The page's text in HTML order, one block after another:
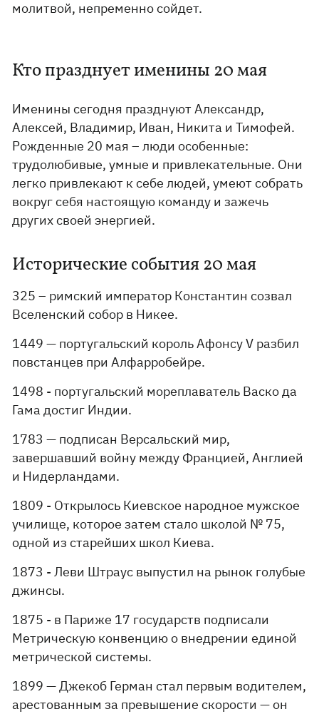
молитвой, непременно сойдет.
Кто празднует именины 20 мая
Именины сегодня празднуют Александр,
Алексей, Владимир, Иван, Никита и Тимофей.
Рожденные 20 мая – люди особенные:
трудолюбивые, умные и привлекательные. Они
легко привлекают к себе людей, умеют собрать
вокруг себя настоящую команду и зажечь
других своей энергией.
Исторические события 20 мая
325 – римский император Константин созвал
Вселенский собор в Никее.
1449 — португальский король Афонсу V разбил
повстанцев при Алфарробейре.
1498 - португальский мореплаватель Васко да
Гама достиг Индии.
1783 — подписан Версальский мир,
завершавший войну между Францией, Англией
и Нидерландами.
1809 - Открылось Киевское народное мужское
училище, которое затем стало школой № 75,
одной из старейших школ Киева.
1873 - Леви Штраус выпустил на рынок голубые
джинсы.
1875 - в Париже 17 государств подписали
Метрическую конвенцию о внедрении единой
метрической системы.
1899 — Джекоб Герман стал первым водителем,
арестованным за превышение скорости — он